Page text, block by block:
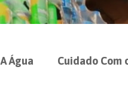
A Água Cuidado Com